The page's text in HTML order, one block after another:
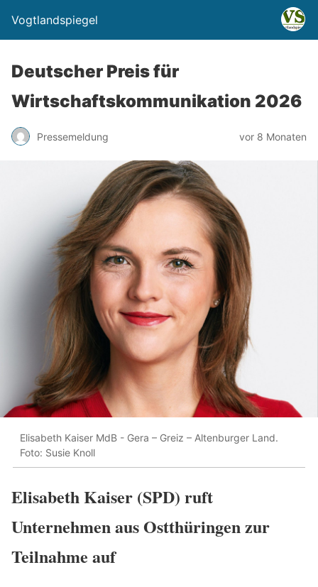
Vogtlandspiegel
Deutscher Preis für
Wirtschaftskommunikation 2026
Pressemeldung vor 8 Monaten
Elisabeth Kaiser MdB - Gera – Greiz – Altenburger Land.
Foto: Susie Knoll
Elisabeth Kaiser (SPD) ruft
Unternehmen aus Ostthüringen zur
Teilnahme auf